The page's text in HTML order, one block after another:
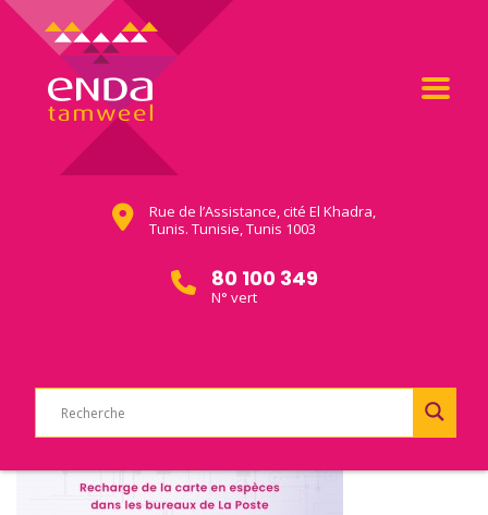
Rue de l’Assistance, cité El Khadra,
Tunis. Tunisie, Tunis 1003
80 100 349
N° vert